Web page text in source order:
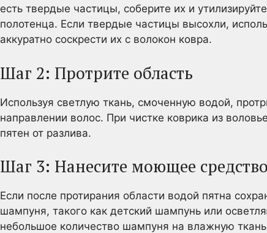
есть твердые частицы, соберите их и
полотенца. Если твердые частицы высохли,
аккуратно соскрести их с волокон ковра.
Шаг 2: Протрите область
Используя светлую ткань, смоченную водой,
направлении волос. При чистке коврика из
пятен от разлива.
Шаг 3: Нанесите моющее
Если после протирания области водой пятна
шампуня, такого как детский шампунь или
небольшое количество шампуня на влажную